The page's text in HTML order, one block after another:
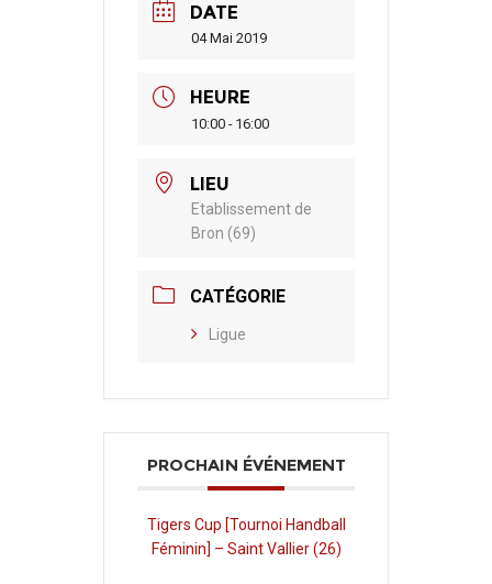
DATE
04 Mai 2019
HEURE
10:00 - 16:00
LIEU
Etablissement de
Bron (69)
CATÉGORIE
Ligue
PROCHAIN ÉVÉNEMENT
Tigers Cup [Tournoi Handball
Féminin] – Saint Vallier (26)